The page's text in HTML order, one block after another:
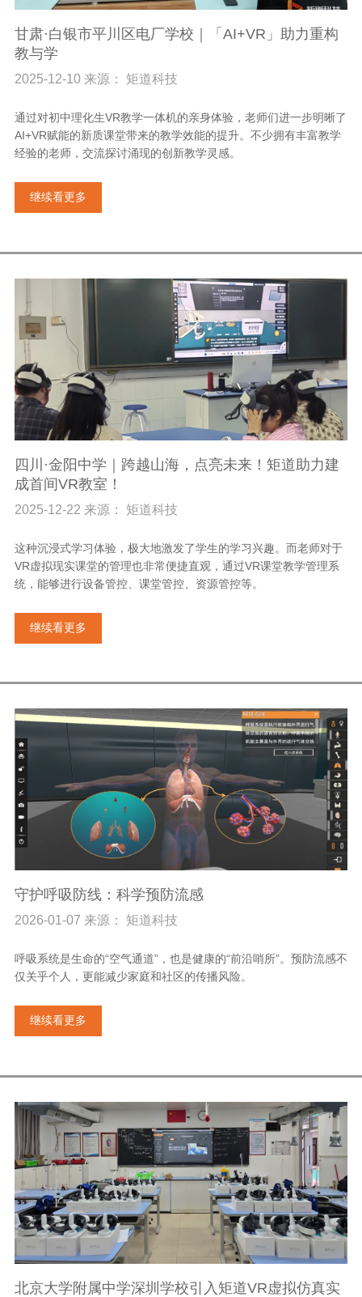
甘肃·白银市平川区电厂学校｜「AI+VR」助力重构
教与学
2025-12-10 来源： 矩道科技
通过对初中理化生VR教学一体机的亲身体验，老师们进一步明晰了
AI+VR赋能的新质课堂带来的教学效能的提升。不少拥有丰富教学
经验的老师，交流探讨涌现的创新教学灵感。
继续看更多
四川·金阳中学｜跨越山海，点亮未来！矩道助力建
成首间VR教室！
2025-12-22 来源： 矩道科技
这种沉浸式学习体验，极大地激发了学生的学习兴趣。而老师对于
VR虚拟现实课堂的管理也非常便捷直观，通过VR课堂教学管理系
统，能够进行设备管控、课堂管控、资源管控等。
继续看更多
守护呼吸防线：科学预防流感
2026-01-07 来源： 矩道科技
呼吸系统是生命的“空气通道”，也是健康的“前沿哨所”。预防流感不
仅关乎个人，更能减少家庭和社区的传播风险。
继续看更多
北京大学附属中学深圳学校引入矩道VR虚拟仿真实